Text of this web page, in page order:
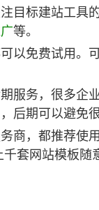
目标建站工具
等。
以免费试用。
服务，很多企
后期可以避免
商，都推荐使
套网站模板